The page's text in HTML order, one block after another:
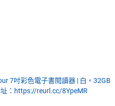
7吋彩色電子書閱讀器 | 白。32GB
：https://reurl.cc/8YpeMR